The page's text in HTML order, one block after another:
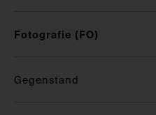
Fotografie (FO)
Gegenstand